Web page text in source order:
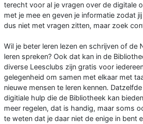
terecht voor al je vragen over de digitale
met je mee en geven je informatie zodat
dus niet met vragen zitten, maar zoek
Wil je beter leren lezen en schrijven of de
leren spreken? Ook dat kan in de
diverse Leesclubs zijn gratis voor
gelegenheid om samen met elkaar met
nieuwe mensen te leren kennen.
digitiale hulp die de Bibliotheek kan
meer regelen, dat is handig, maar soms
te weten dat je daar niet de enige in bent